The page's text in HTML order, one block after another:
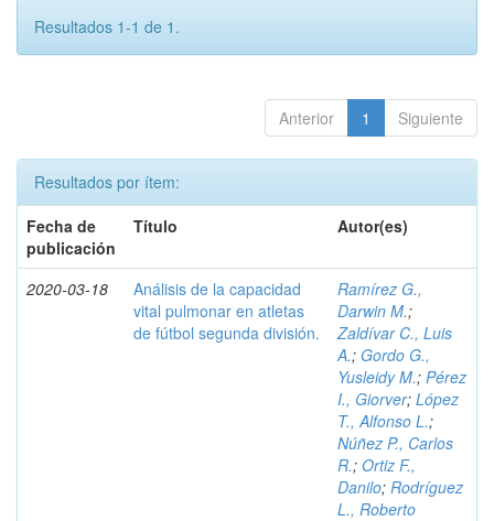
Resultados 1-1 de 1.
Anterior 1 Siguiente
Resultados por ítem:
Fecha de
publicación
Título Autor(es)
2020-03-18
Análisis de la capacidad
vital pulmonar en atletas
de fútbol segunda división.
Ramírez G.,
Darwin M.;
Zaldívar C., Luis
A.; Gordo G.,
Yusleidy M.; Pérez
I., Giorver; López
T., Alfonso L.;
Núñez P., Carlos
R.; Ortiz F.,
Danilo; Rodríguez
L., Roberto